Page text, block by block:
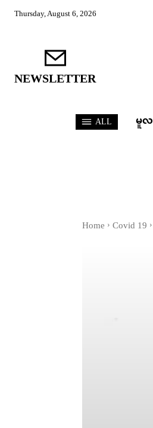
Thursday, August 6, 2026
NEWSLETTER
ALL မူလ
Home Covid 19